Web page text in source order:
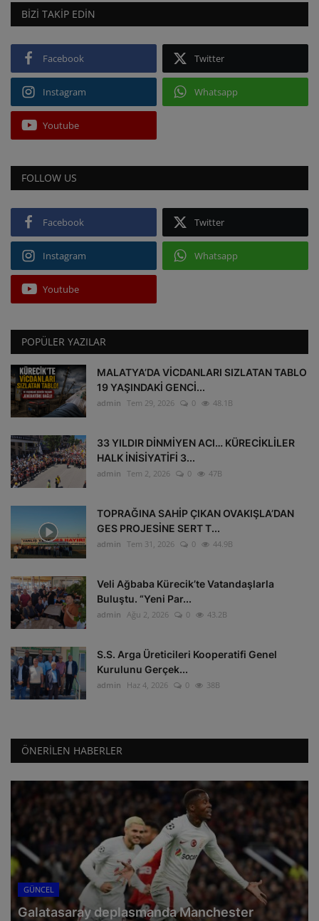
BIZI TAKIP EDIN
Facebook Twitter
Instagram Whatsapp
Youtube
FOLLOW US
Facebook Twitter
Instagram Whatsapp
Youtube
POPÜLER YAZILAR
MALATYA’DA VİCDANLARI SIZLATAN TABLO
19 YAŞINDAKİ GENCİ...
admin Tem 29, 2026 0 48.1B
33 YILDIR DİNMİYEN ACI… KÜRECİKLİLER
HALK İNİSİYATİFİ 3...
admin Tem 2, 2026 0 47B
TOPRAĞINA SAHİP ÇIKAN OVAKIŞLA’DAN
GES PROJESİNE SERT T...
admin Tem 31, 2026 0 44.9B
Veli Ağbaba Kürecik’te Vatandaşlarla
Buluştu. “Yeni Par...
admin Ağu 2, 2026 0 43.2B
S.S. Arga Üreticileri Kooperatifi Genel
Kurulunu Gerçek...
admin Haz 4, 2026 0 38B
ÖNERILEN HABERLER
GÜNCEL
Galatasaray deplasmanda Manchester